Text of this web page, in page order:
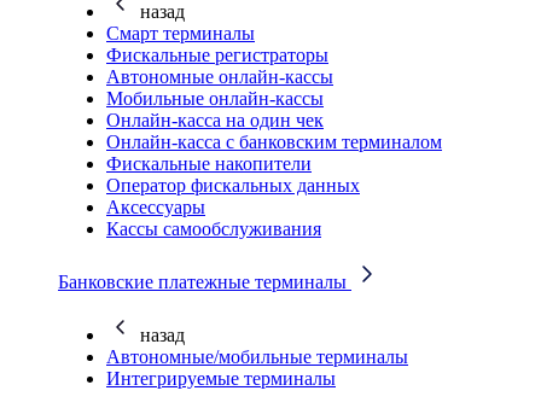
назад
Смарт терминалы
Фискальные регистраторы
Автономные онлайн-кассы
Мобильные онлайн-кассы
Онлайн-касса на один чек
Онлайн-касса с банковским терминалом
Фискальные накопители
Оператор фискальных данных
Аксессуары
Кассы самообслуживания
Банковские платежные терминалы
назад
Автономные/мобильные терминалы
Интегрируемые терминалы